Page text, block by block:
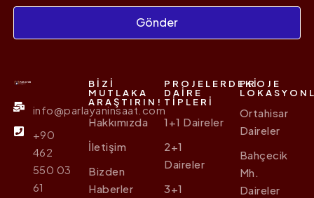
Gönder
info@parlayaninsaat.com
+90
462
550 03
61
BIZI
MUTLAKA
ARAŞTIRIN!
Hakkımızda
İletişim
Bizden
Haberler
PROJELERDEKI
DAIRE
TIPLERI
1+1 Daireler
2+1
Daireler
3+1
PROJE
Ortahisar
Daireler
Bahçecik
Mh.
Daireler